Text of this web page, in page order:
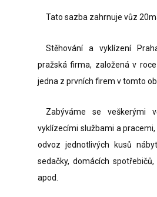
Tato sazba zahrnuje vůz
Stěhování a vyklízení
pražská firma, založená v
jedna z prvních firem v tomto
Zabýváme se veškerými
vyklízecími službami a
odvoz jednotlivých kusů
sedačky, domácích
apod.